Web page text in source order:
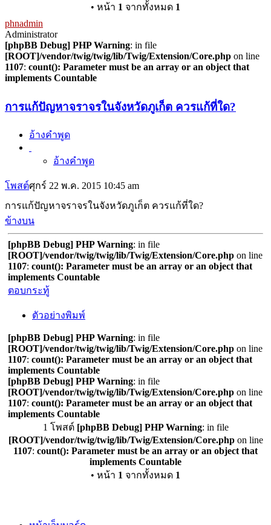
• หน้า 1 จากทั้งหมด 1
phnadmin
Administrator
[phpBB Debug] PHP Warning: in file
[ROOT]/vendor/twig/twig/lib/Twig/Extension/Core.php on line
1107: count(): Parameter must be an array or an object that
implements Countable
การแก้ปัญหาจราจรในจังหวัดภูเก็ต ควรแก้ที่ใด?
อ้างคำพูด
อ้างคำพูด
โพสต์ศุกร์ 22 พ.ค. 2015 10:45 am
การแก้ปัญหาจราจรในจังหวัดภูเก็ต ควรแก้ที่ใด?
ข้างบน
[phpBB Debug] PHP Warning: in file
[ROOT]/vendor/twig/twig/lib/Twig/Extension/Core.php on line
1107: count(): Parameter must be an array or an object that
implements Countable
ตอบกระทู้
ตัวอย่างพิมพ์
[phpBB Debug] PHP Warning: in file
[ROOT]/vendor/twig/twig/lib/Twig/Extension/Core.php on line
1107: count(): Parameter must be an array or an object that
implements Countable
[phpBB Debug] PHP Warning: in file
[ROOT]/vendor/twig/twig/lib/Twig/Extension/Core.php on line
1107: count(): Parameter must be an array or an object that
implements Countable
1 โพสต์ [phpBB Debug] PHP Warning: in file
[ROOT]/vendor/twig/twig/lib/Twig/Extension/Core.phpon line
1107: count(): Parameter must be an array or an object that
implements Countable
• หน้า 1 จากทั้งหมด 1